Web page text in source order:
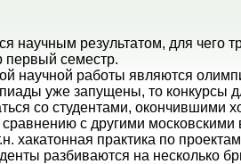
научным результатом, для чего
первый семестр.
научной работы являются
уже запущены, то конкурсы
со студентами, окончившими
с другими московскими
хакатонная практика по
разбиваются на несколько